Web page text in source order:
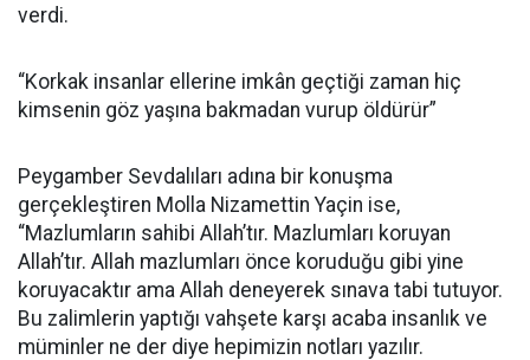
verdi.
“Korkak insanlar ellerine imkân geçtiği zaman hiç
kimsenin göz yaşına bakmadan vurup öldürür”
Peygamber Sevdalıları adına bir konuşma
gerçekleştiren Molla Nizamettin Yaçin ise,
“Mazlumların sahibi Allah’tır. Mazlumları koruyan
Allah’tır. Allah mazlumları önce koruduğu gibi yine
koruyacaktır ama Allah deneyerek sınava tabi tutuyor.
Bu zalimlerin yaptığı vahşete karşı acaba insanlık ve
müminler ne der diye hepimizin notları yazılır.